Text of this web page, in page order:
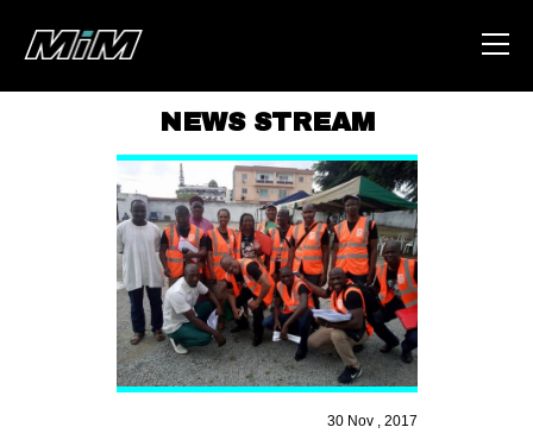
ABOUT
AREA
DEGENERAZIONE
GAZA FREESTYLE
CSOA LAMBRETTA
NEWS STREAM
30 Nov , 2017